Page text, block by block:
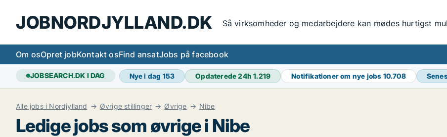
JOBNORDJYLLAND.DK Så virksomheder og medarbejdere kan mødes hurtigst
Om osOpret jobKontakt osFind ansatJobs på facebook
JOBSEARCH.DK I DAG Nye i dag 153 Opdaterede 24h1.219 Notifikationer om nye jobs 10.708
Alle jobs i Nordjylland Øvrige stillinger Øvrige Nibe
Ledige jobs som øvrige i Nibe